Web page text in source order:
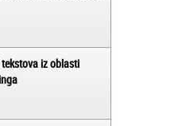
tekstova iz oblasti